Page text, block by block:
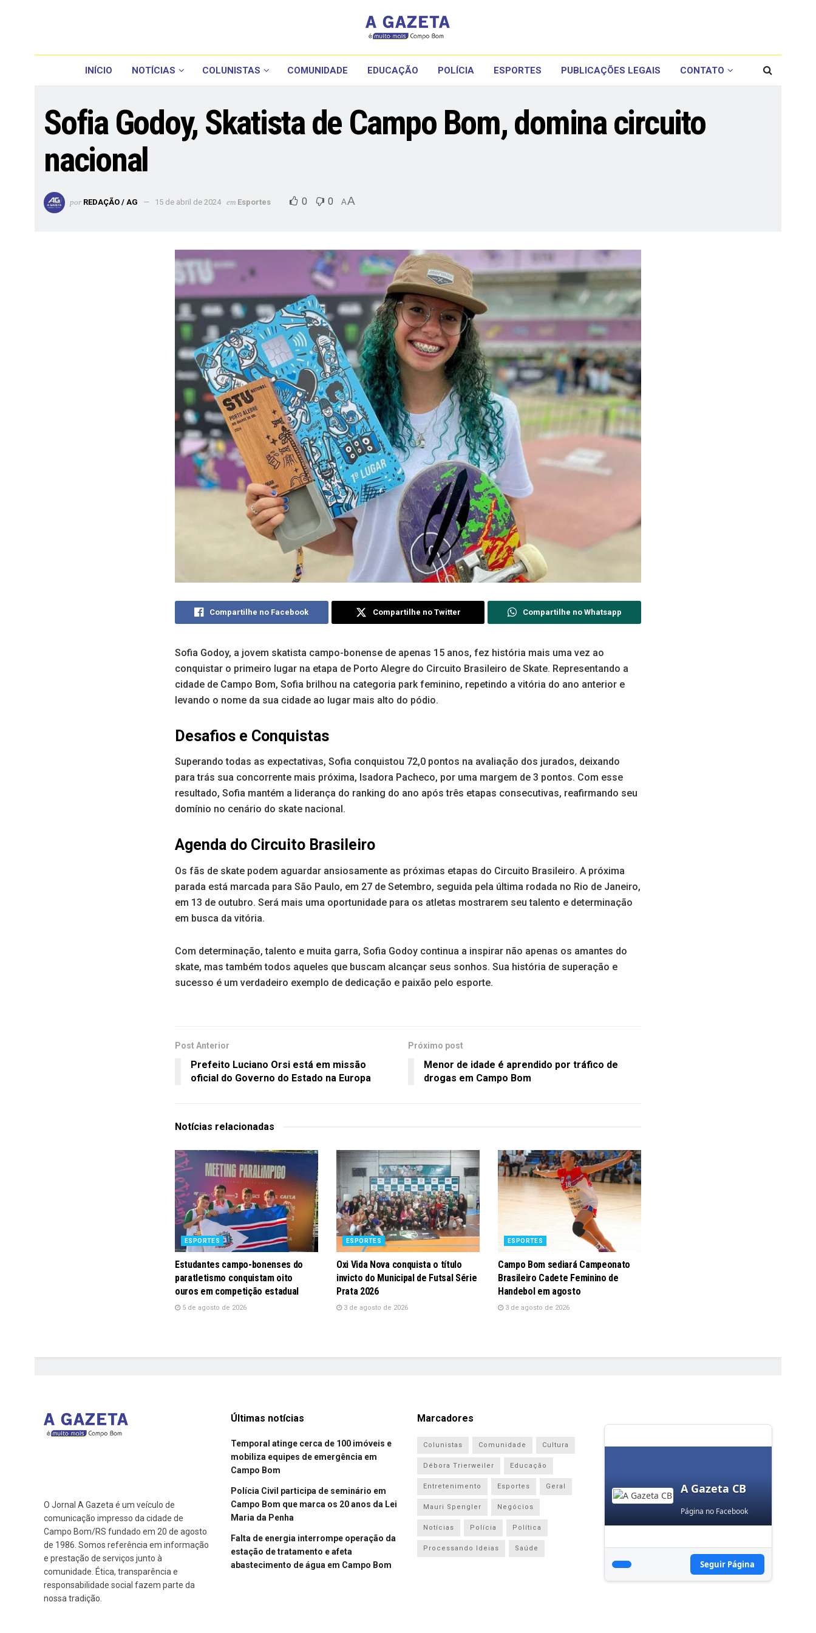
INÍCIO NOTÍCIAS COLUNISTAS COMUNIDADE EDUCAÇÃO POLÍCIA ESPORTES PUBLICAÇÕES LEGAIS CONTATO
Sofia Godoy, Skatista de Campo Bom, domina circuito
nacional
por REDAÇÃO / AG 15 de abril de 2024 em Esportes 0 0 AA
Compartilhe no Facebook Compartilhe no Twitter Compartilhe no Whatsapp
Sofia Godoy, a jovem skatista campo-bonense de apenas 15 anos, fez história mais uma vez ao
conquistar o primeiro lugar na etapa de Porto Alegre do Circuito Brasileiro de Skate. Representando a
cidade de Campo Bom, Sofia brilhou na categoria park feminino, repetindo a vitória do ano anterior e
levando o nome da sua cidade ao lugar mais alto do pódio.
Desafios e Conquistas
Superando todas as expectativas, Sofia conquistou 72,0 pontos na avaliação dos jurados, deixando
para trás sua concorrente mais próxima, Isadora Pacheco, por uma margem de 3 pontos. Com esse
resultado, Sofia mantém a liderança do ranking do ano após três etapas consecutivas, reafirmando seu
domínio no cenário do skate nacional.
Agenda do Circuito Brasileiro
Os fãs de skate podem aguardar ansiosamente as próximas etapas do Circuito Brasileiro. A próxima
parada está marcada para São Paulo, em 27 de Setembro, seguida pela última rodada no Rio de Janeiro,
em 13 de outubro. Será mais uma oportunidade para os atletas mostrarem seu talento e determinação
em busca da vitória.
Com determinação, talento e muita garra, Sofia Godoy continua a inspirar não apenas os amantes do
skate, mas também todos aqueles que buscam alcançar seus sonhos. Sua história de superação e
sucesso é um verdadeiro exemplo de dedicação e paixão pelo esporte.
Post Anterior
Prefeito Luciano Orsi está em missão
oficial do Governo do Estado na Europa
Próximo post
Menor de idade é aprendido por tráfico de
drogas em Campo Bom
Notícias relacionadas
ESPORTES
Estudantes campo-bonenses do
paratletismo conquistam oito
ouros em competição estadual
5 de agosto de 2026
ESPORTES
Oxi Vida Nova conquista o título
invicto do Municipal de Futsal Série
Prata 2026
3 de agosto de 2026
ESPORTES
Campo Bom sediará Campeonato
Brasileiro Cadete Feminino de
Handebol em agosto
3 de agosto de 2026
O Jornal A Gazeta é um veículo de
comunicação impresso da cidade de
Campo Bom/RS fundado em 20 de agosto
de 1986. Somos referência em informação
e prestação de serviços junto à
comunidade. Ética, transparência e
responsabilidade social fazem parte da
nossa tradição.
Últimas notícias
Temporal atinge cerca de 100 imóveis e
mobiliza equipes de emergência em
Campo Bom
Polícia Civil participa de seminário em
Campo Bom que marca os 20 anos da Lei
Maria da Penha
Falta de energia interrompe operação da
estação de tratamento e afeta
abastecimento de água em Campo Bom
Marcadores
Colunistas Comunidade Cultura
Débora Trierweiler Educação
Entretenimento Esportes Geral
Mauri Spengler Negócios
Notícias Polícia Política
Processando Ideias Saúde
A Gazeta CB
Página no Facebook
Seguir Página